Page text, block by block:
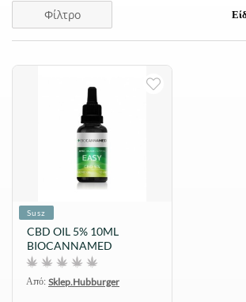
Φίλτρο
Susz
CBD OIL 5% 10ML
BIOCANNAMED
Από: Sklep.Hubburger